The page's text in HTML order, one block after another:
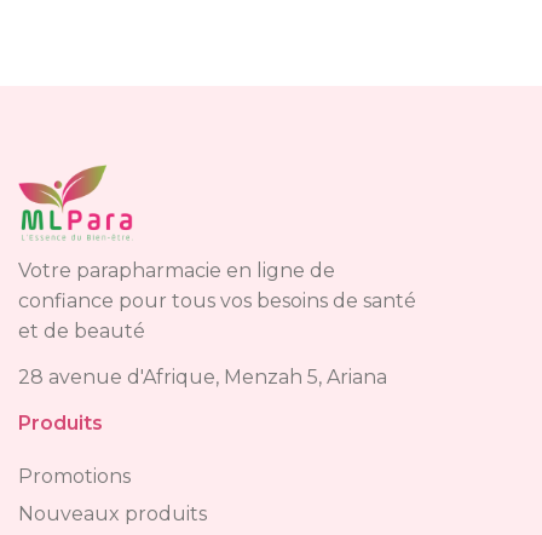
Votre parapharmacie en ligne de
confiance pour tous vos besoins de santé
et de beauté
28 avenue d'Afrique, Menzah 5, Ariana
Produits
Promotions
Nouveaux produits